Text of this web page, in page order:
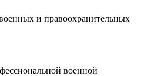
и правоохранительных
военной